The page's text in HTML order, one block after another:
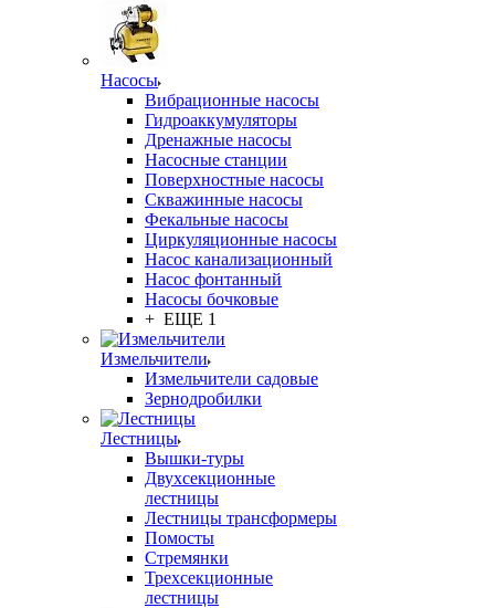
Насосы
Вибрационные насосы
Гидроаккумуляторы
Дренажные насосы
Насосные станции
Поверхностные насосы
Скважинные насосы
Фекальные насосы
Циркуляционные насосы
Насос канализационный
Насос фонтанный
Насосы бочковые
+ ЕЩЕ 1
Измельчители
Измельчители садовые
Зернодробилки
Лестницы
Вышки-туры
Двухсекционные
лестницы
Лестницы трансформеры
Помосты
Стремянки
Трехсекционные
лестницы